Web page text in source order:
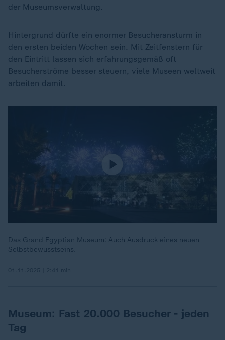
der Museumsverwaltung.
Hintergrund dürfte ein enormer Besucheransturm in
den ersten beiden Wochen sein. Mit Zeitfenstern für
den Eintritt lassen sich erfahrungsgemäß oft
Besucherströme besser steuern, viele Museen weltweit
arbeiten damit.
Das Grand Egyptian Museum: Auch Ausdruck eines neuen
Selbstbewusstseins.
Museum: Fast 20.000 Besucher - jeden
Tag